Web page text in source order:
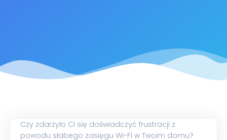
Czy zdarzyło Ci się doświadczyć frustracji z
powodu słabego zasięgu Wi-Fi w Twoim domu?